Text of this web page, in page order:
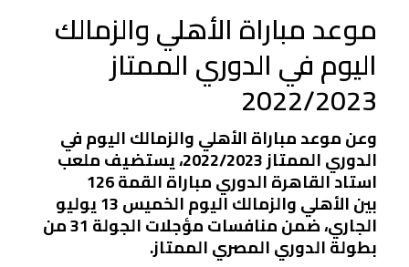
موعد مباراة الأهلي والزمالك
اليوم في الدوري الممتاز
2022/2023
وعن موعد مباراة الأهلي والزمالك اليوم في
الدوري الممتاز 2022/2023، يستضيف ملعب
استاد القاهرة الدوري مباراة القمة 126
بين الأهلي والزمالك اليوم الخميس 13 يوليو
الجاري، ضمن منافسات مؤجلات الجولة 31 من
بطولة الدوري المصري الممتاز.